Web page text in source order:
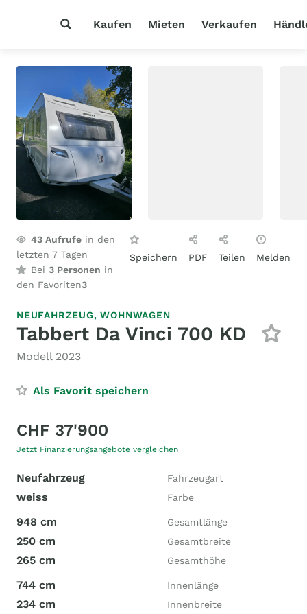
Kaufen Mieten Verkaufen
43 Aufrufe in den
letzten 7 Tagen
Bei 3 Personen in
den Favoriten3
Speichern PDF Teilen Melden
NEUFAHRZEUG,WOHNWAGEN
Tabbert Da Vinci 700 KD
Modell 2023
Als Favorit speichern
CHF 37'900
Jetzt Finanzierungsangebote vergleichen
Neufahrzeug Fahrzeugart
weiss Farbe
948 cm Gesamtlänge
250 cm Gesamtbreite
265 cm Gesamthöhe
744 cm Innenlänge
234 cm Innenbreite